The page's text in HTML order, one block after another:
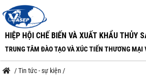
HIỆP HỘI CHẾ BIẾN VÀ XUẤT KHẨU THỦY
TRUNG TÂM ĐÀO TẠO VÀ XÚC TIẾN THƯƠNG MẠI
/Tin tức - sự kiện /